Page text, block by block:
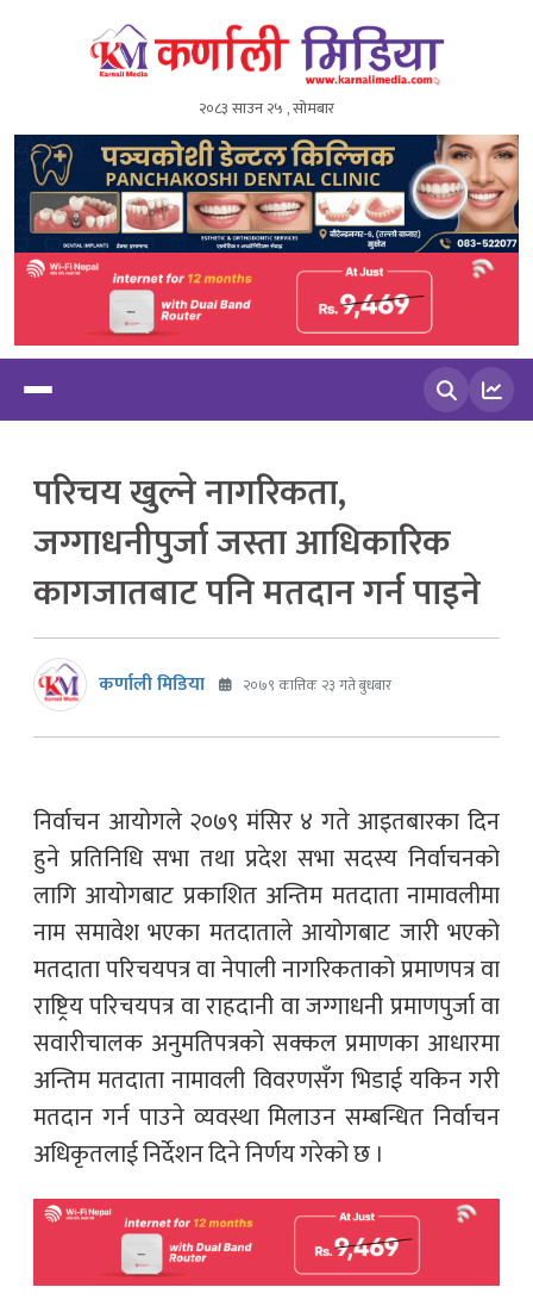
२०८३ साउन २५ , सोमबार
परिचय खुल्ने नागरिकता,
जग्गाधनीपुर्जा जस्ता आधिकारिक
कागजातबाट पनि मतदान गर्न पाइने
कर्णाली मिडिया २०७९ कात्तिक २३ गते बुधबार
निर्वाचन आयोगले २०७९ मंसिर ४ गते आइतबारका दिन
हुने प्रतिनिधि सभा तथा प्रदेश सभा सदस्य निर्वाचनको
लागि आयोगबाट प्रकाशित अन्तिम मतदाता नामावलीमा
नाम समावेश भएका मतदाताले आयोगबाट जारी भएको
मतदाता परिचयपत्र वा नेपाली नागरिकताको प्रमाणपत्र वा
राष्ट्रिय परिचयपत्र वा राहदानी वा जग्गाधनी प्रमाणपुर्जा वा
सवारीचालक अनुमतिपत्रको सक्कल प्रमाणका आधारमा
अन्तिम मतदाता नामावली विवरणसँग भिडाई यकिन गरी
मतदान गर्न पाउने व्यवस्था मिलाउन सम्बन्धित निर्वाचन
अधिकृतलाई निर्देशन दिने निर्णय गरेको छ ।